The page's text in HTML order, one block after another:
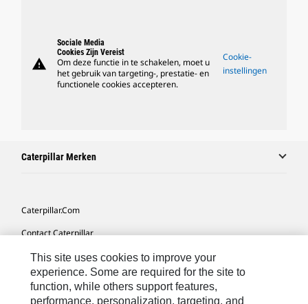
warning
Sociale Media
Cookies Zijn Vereist
Om deze functie in te schakelen, moet u
het gebruik van targeting-, prestatie- en
functionele cookies accepteren.
Cookie-
instellingen
Caterpillar Merken
Caterpillar.com
Contact Caterpillar
Mijn Marketingvoorkeuren
Site Map
Cookie Settings
This site uses cookies to improve your
experience. Some are required for the site to
function, while others support features,
performance, personalization, targeting, and